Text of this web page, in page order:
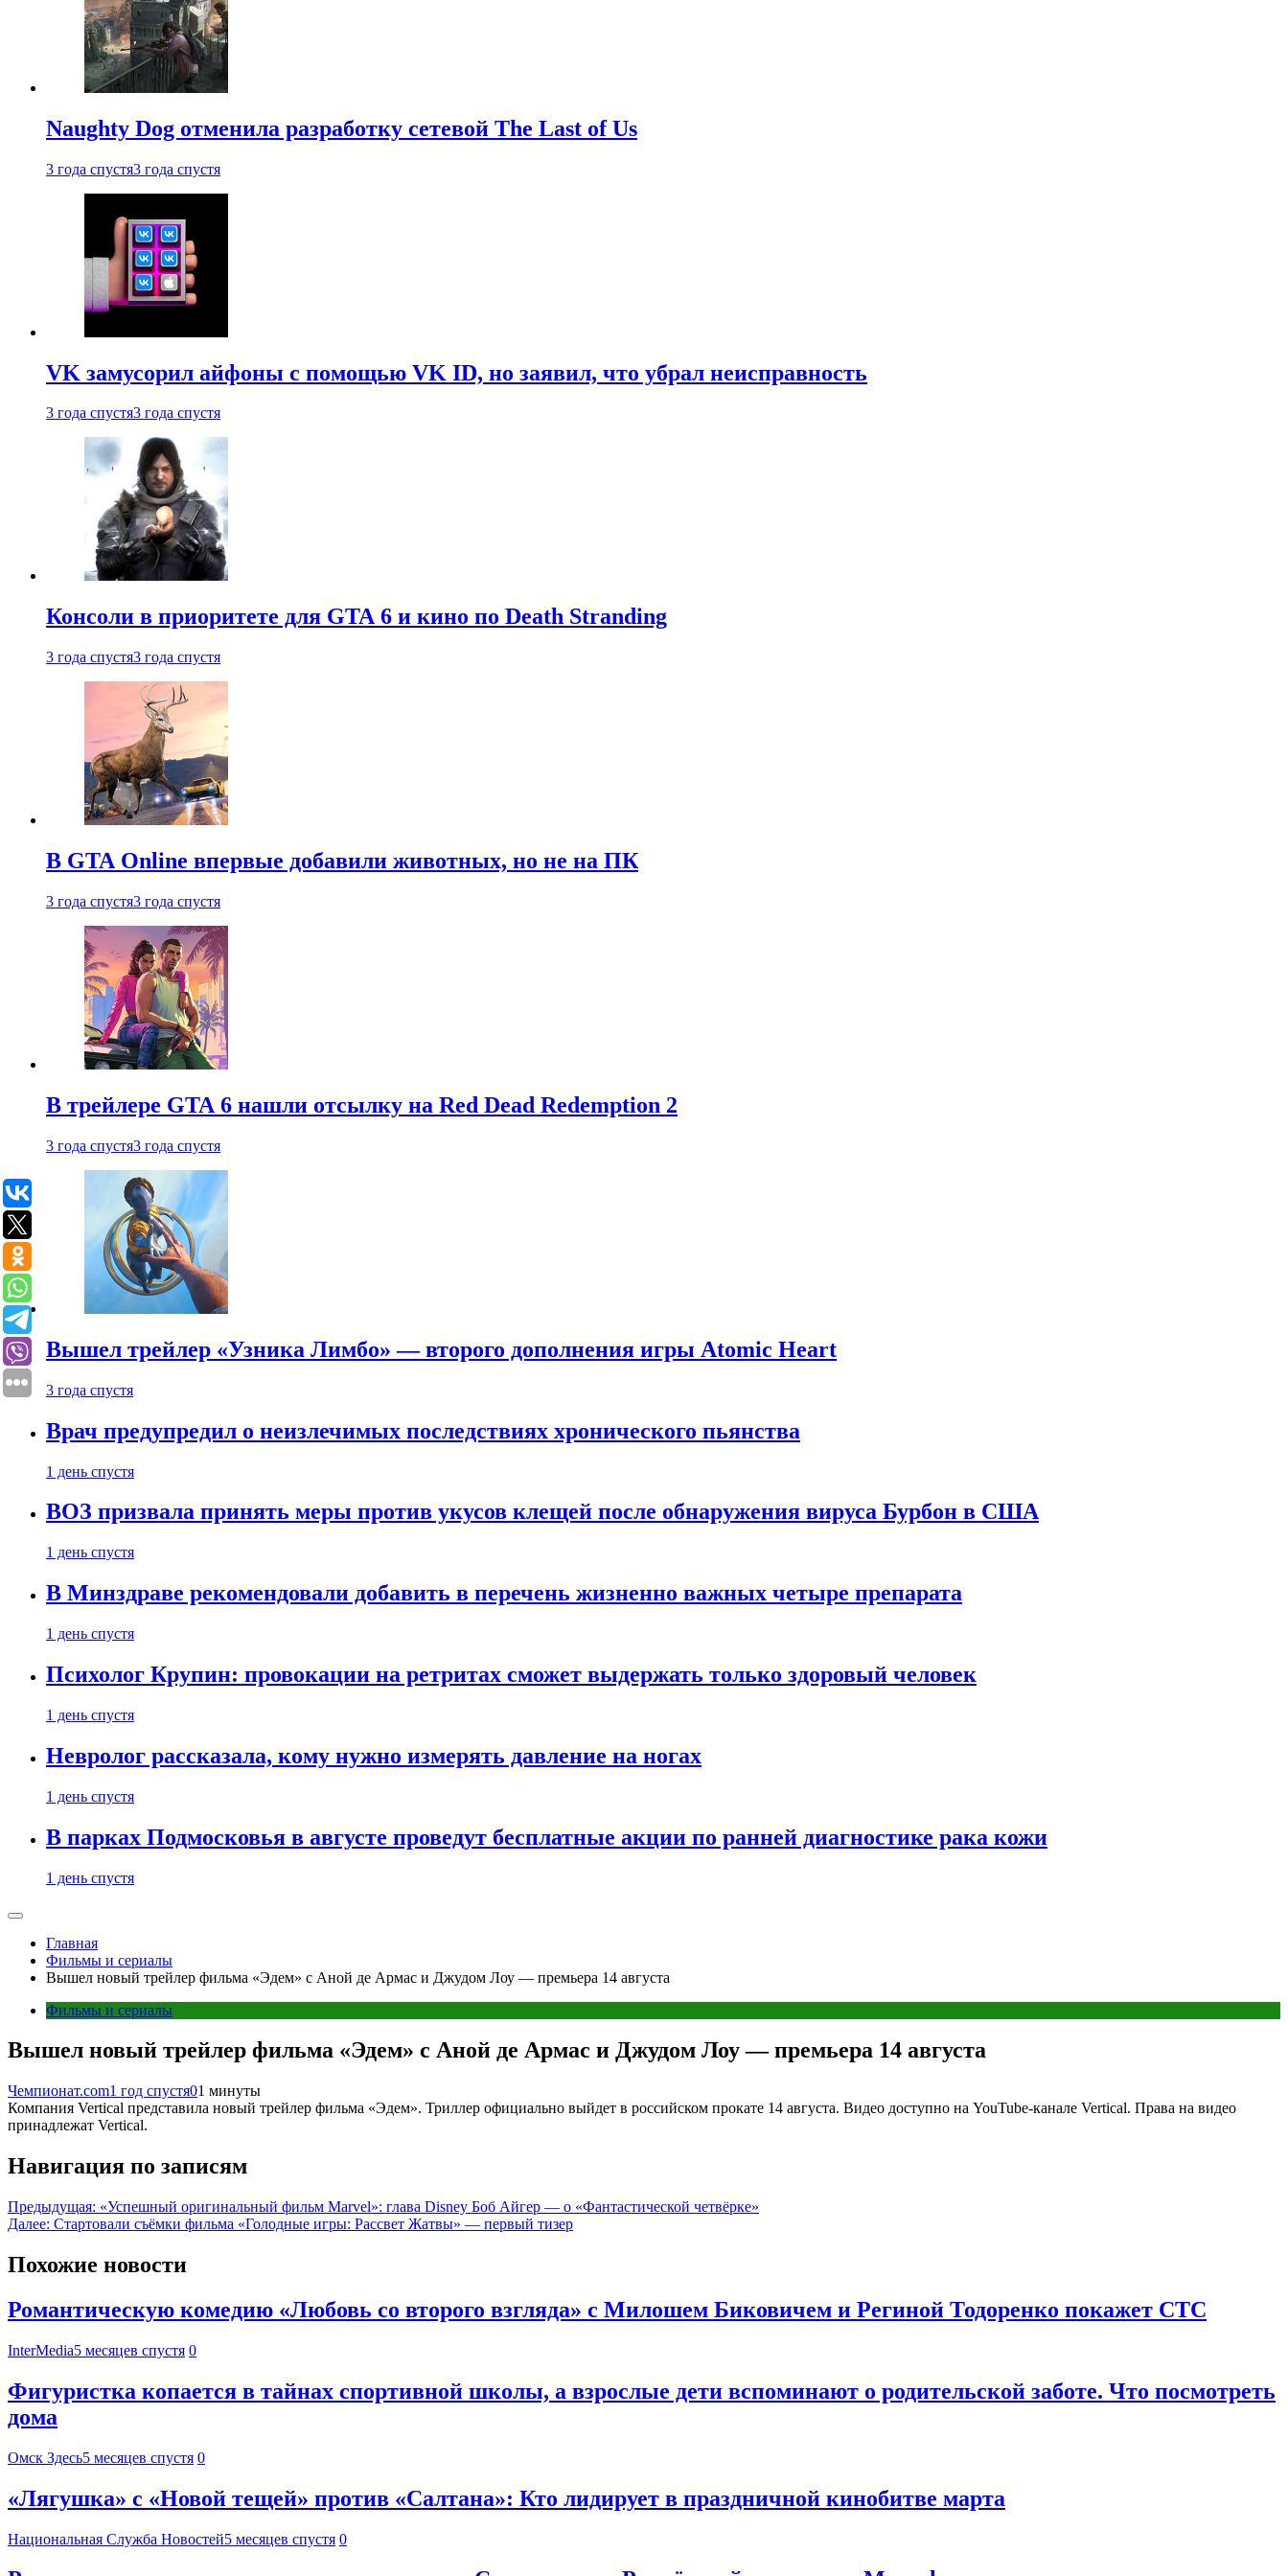
Naughty Dog отменила разработку сетевой The Last of Us
3 года спустя3 года спустя
VK замусорил айфоны с помощью VK ID, но заявил, что убрал неисправность
3 года спустя3 года спустя
Консоли в приоритете для GTA 6 и кино по Death Stranding
3 года спустя3 года спустя
В GTA Online впервые добавили животных, но не на ПК
3 года спустя3 года спустя
В трейлере GTA 6 нашли отсылку на Red Dead Redemption 2
3 года спустя3 года спустя
Вышел трейлер «Узника Лимбо» — второго дополнения игры Atomic Heart
3 года спустя
Врач предупредил о неизлечимых последствиях хронического пьянства
1 день спустя
ВОЗ призвала принять меры против укусов клещей после обнаружения вируса Бурбон в США
1 день спустя
В Минздраве рекомендовали добавить в перечень жизненно важных четыре препарата
1 день спустя
Психолог Крупин: провокации на ретритах сможет выдержать только здоровый человек
1 день спустя
Невролог рассказала, кому нужно измерять давление на ногах
1 день спустя
В парках Подмосковья в августе проведут бесплатные акции по ранней диагностике рака кожи
1 день спустя
Главная
Фильмы и сериалы
Вышел новый трейлер фильма «Эдем» с Аной де Армас и Джудом Лоу — премьера 14 августа
Фильмы и сериалы
Вышел новый трейлер фильма «Эдем» с Аной де Армас и Джудом Лоу — премьера 14 августа
Чемпионат.com1 год спустя01 минуты
Компания Vertical представила новый трейлер фильма «Эдем». Триллер официально выйдет в российском прокате 14 августа. Видео доступно на YouTube-канале Vertical. Права на видео
принадлежат Vertical.
Навигация по записям
Предыдущая: «Успешный оригинальный фильм Marvel»: глава Disney Боб Айгер — о «Фантастической четвёрке»
Далее: Стартовали съёмки фильма «Голодные игры: Рассвет Жатвы» — первый тизер
Похожие новости
Романтическую комедию «Любовь со второго взгляда» с Милошем Биковичем и Региной Тодоренко покажет СТС
InterMedia5 месяцев спустя 0
Фигуристка копается в тайнах спортивной школы, а взрослые дети вспоминают о родительской заботе. Что посмотреть
дома
Омск Здесь5 месяцев спустя 0
«Лягушка» с «Новой тещей» против «Салтана»: Кто лидирует в праздничной кинобитве марта
Национальная Служба Новостей5 месяцев спустя 0